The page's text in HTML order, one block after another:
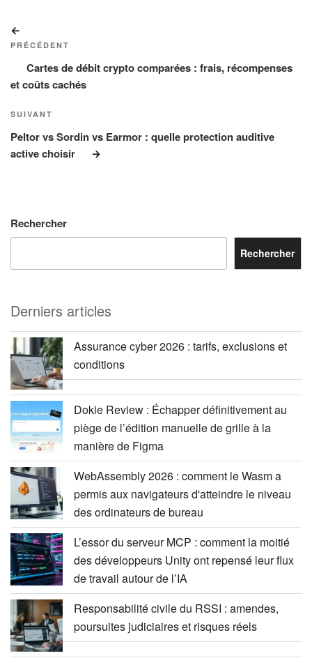
de
l’article
précédent
PRÉCÉDENT
Cartes de débit crypto comparées : frais, récompenses
et coûts cachés
Article
suivant
SUIVANT
Peltor vs Sordin vs Earmor : quelle protection auditive
active choisir
Rechercher
Rechercher
Derniers articles
Assurance cyber 2026 : tarifs, exclusions et
conditions
Dokie Review : Échapper définitivement au
piège de l’édition manuelle de grille à la
manière de Figma
WebAssembly 2026 : comment le Wasm a
permis aux navigateurs d'atteindre le niveau
des ordinateurs de bureau
L’essor du serveur MCP : comment la moitié
des développeurs Unity ont repensé leur flux
de travail autour de l’IA
Responsabilité civile du RSSI : amendes,
poursuites judiciaires et risques réels